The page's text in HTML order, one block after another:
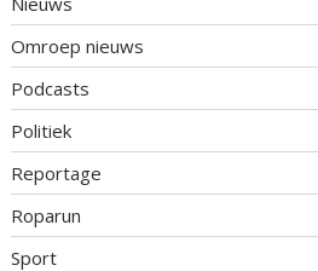
Omroep nieuws
Podcasts
Politiek
Reportage
Roparun
Sport